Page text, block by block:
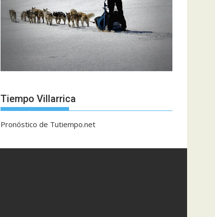
Tiempo Villarrica
Pronóstico de Tutiempo.net